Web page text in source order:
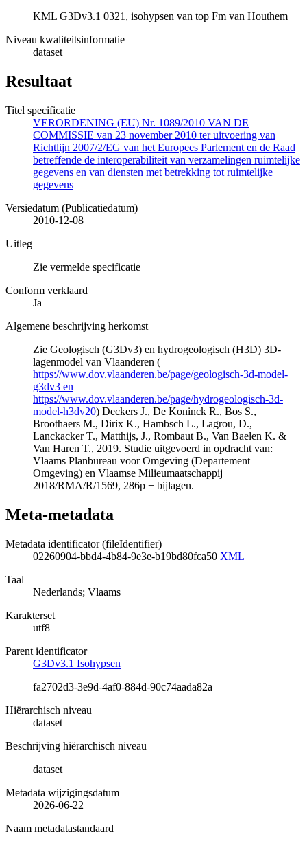
KML G3Dv3.1 0321, isohypsen van top Fm van Houthem
Niveau kwaliteitsinformatie
dataset
Resultaat
Titel specificatie
VERORDENING (EU) Nr. 1089/2010 VAN DE
COMMISSIE van 23 november 2010 ter uitvoering van
Richtlijn 2007/2/EG van het Europees Parlement en de Raad
betreffende de interoperabiliteit van verzamelingen ruimtelijke
gegevens en van diensten met betrekking tot ruimtelijke
gegevens
Versiedatum (Publicatiedatum)
2010-12-08
Uitleg
Zie vermelde specificatie
Conform verklaard
Ja
Algemene beschrijving herkomst
Zie Geologisch (G3Dv3) en hydrogeologisch (H3D) 3D-
lagenmodel van Vlaanderen (
https://www.dov.vlaanderen.be/page/geologisch-3d-model-
g3dv3 en
https://www.dov.vlaanderen.be/page/hydrogeologisch-3d-
model-h3dv20) Deckers J., De Koninck R., Bos S.,
Broothaers M., Dirix K., Hambsch L., Lagrou, D.,
Lanckacker T., Matthijs, J., Rombaut B., Van Baelen K. &
Van Haren T., 2019. Studie uitgevoerd in opdracht van:
Vlaams Planbureau voor Omgeving (Departement
Omgeving) en Vlaamse Milieumaatschappij
2018/RMA/R/1569, 286p + bijlagen.
Meta-metadata
Metadata identificator (fileIdentifier)
02260904-bbd4-4b84-9e3e-b19bd80fca50 XML
Taal
Nederlands; Vlaams
Karakterset
utf8
Parent identificator
G3Dv3.1 Isohypsen
fa2702d3-3e9d-4af0-884d-90c74aada82a
Hiërarchisch niveau
dataset
Beschrijving hiërarchisch niveau
dataset
Metadata wijzigingsdatum
2026-06-22
Naam metadatastandaard